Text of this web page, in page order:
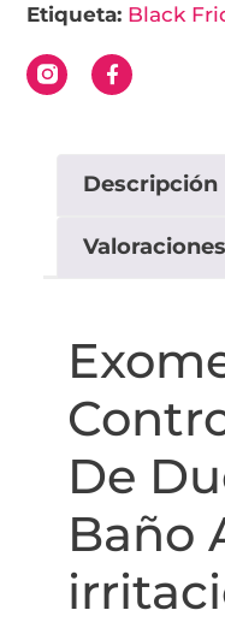
Etiqueta: Black
Descripción
De
Baño